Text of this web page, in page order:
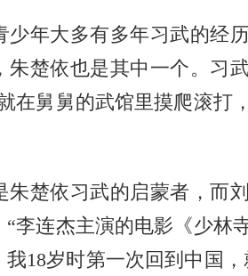
年大多有多年习武的经
朱楚依也是其中一个。习
在舅舅的武馆里摸爬滚打
楚依习武的启蒙者，而
“李连杰主演的电影《少林
我18岁时第一次回到中国